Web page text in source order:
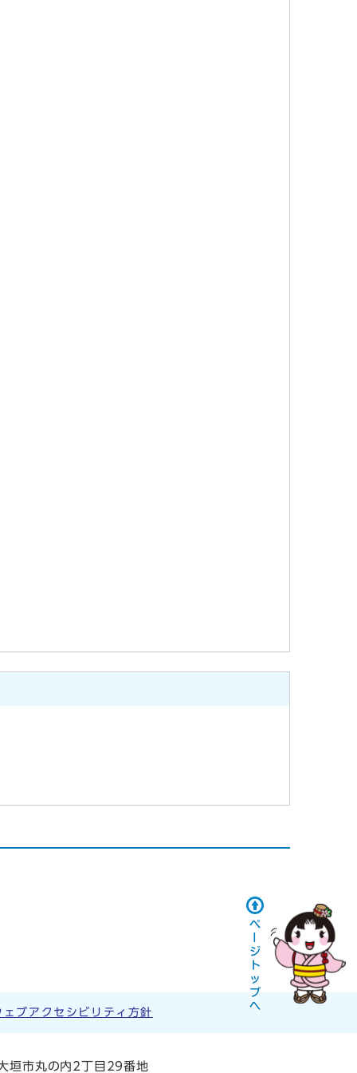
ェブアクセシビリティ方針
垣市丸の内2丁目29番地